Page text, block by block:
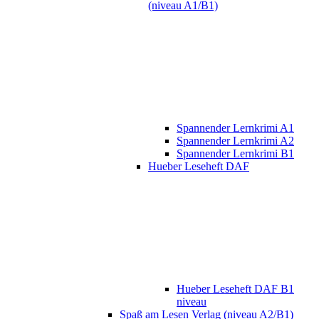
(niveau A1/B1)
Spannender Lernkrimi A1
Spannender Lernkrimi A2
Spannender Lernkrimi B1
Hueber Leseheft DAF
Hueber Leseheft DAF B1
niveau
Spaß am Lesen Verlag (niveau A2/B1)